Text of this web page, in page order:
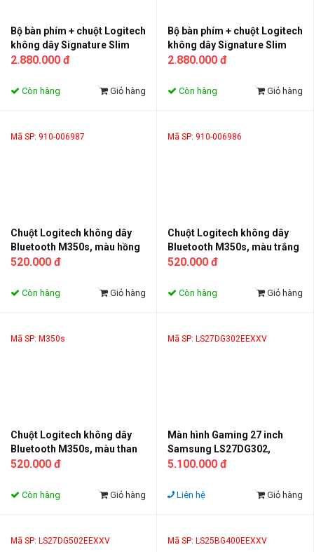
Bộ bàn phím + chuột Logitech
không dây Signature Slim
combo MK950, màu trắng
2.880.000 đ
Còn hàng Giỏ hàng
Bộ bàn phím + chuột Logitech
không dây Signature Slim
combo MK950, màu than chì
2.880.000 đ
Còn hàng Giỏ hàng
Mã SP: 910-006987
Chuột Logitech không dây
Bluetooth M350s, màu hồng
(910-006987)
520.000 đ
Còn hàng Giỏ hàng
Mã SP: 910-006986
Chuột Logitech không dây
Bluetooth M350s, màu trắng
(910-006986)
520.000 đ
Còn hàng Giỏ hàng
Mã SP: M350s
Chuột Logitech không dây
Bluetooth M350s, màu than
chì (910-006988)
520.000 đ
Còn hàng Giỏ hàng
Mã SP: LS27DG302EEXXV
Màn hình Gaming 27 inch
Samsung LS27DG302,
180Hz, FHD, HAS (Chân đế có
90*
5.100.000 đ
Liên hệ Giỏ hàng
Mã SP: LS27DG502EEXXV Mã SP: LS25BG400EEXXV